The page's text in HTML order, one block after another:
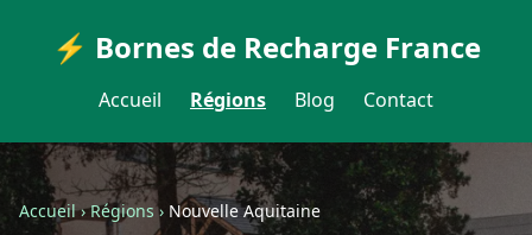
⚡ Bornes de Recharge France
Accueil Régions Blog Contact
Accueil›Régions› Nouvelle Aquitaine